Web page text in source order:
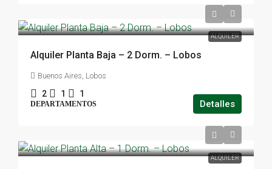
ALQUILER
Alquiler Planta Baja – 2 Dorm. – Lobos
Buenos Aires, Lobos
2 1 1
DEPARTAMENTOS Detalles
ALQUILER